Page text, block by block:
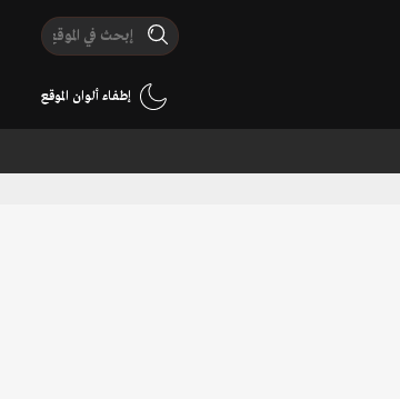
إطفاء ألوان الموقع